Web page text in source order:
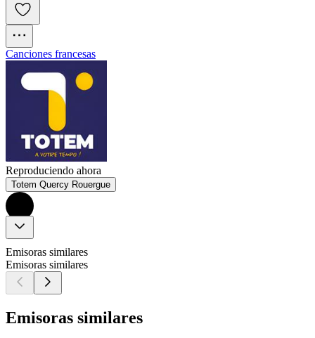
Canciones francesas
Reproduciendo ahora
Totem Quercy Rouergue
Emisoras similares
Emisoras similares
Emisoras similares